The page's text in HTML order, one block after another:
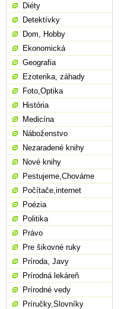
Diéty
Detektívky
Dom, Hobby
Ekonomická
Geografia
Ezoterika, záhady
Foto,Optika
História
Medicína
Náboženstvo
Nezaradené knihy
Nové knihy
Pestujeme,Chováme
Počítače,internet
Poézia
Politika
Právo
Pre šikovné ruky
Príroda, Javy
Prírodná lekáreň
Prírodné vedy
Príručky,Slovníky